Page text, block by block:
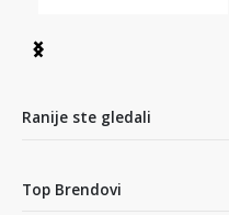
Item
6
Ranije ste gledali
Top Brendovi